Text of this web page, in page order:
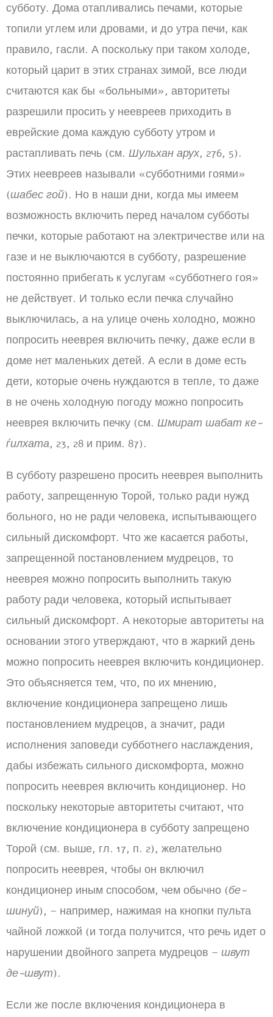
субботу. Дома отапливались печами, которые
топили углем или дровами, и до утра печи, как
правило, гасли. А поскольку при таком холоде,
который царит в этих странах зимой, все люди
считаются как бы «больными», авторитеты
разрешили просить у неевреев приходить в
еврейские дома каждую субботу утром и
растапливать печь (см. Шульхан арух, 276, 5).
Этих неевреев называли «субботними гоями»
(шабес гой). Но в наши дни, когда мы имеем
возможность включить перед началом субботы
печки, которые работают на электричестве или на
газе и не выключаются в субботу, разрешение
постоянно прибегать к услугам «субботнего гоя»
не действует. И только если печка случайно
выключилась, а на улице очень холодно, можно
попросить нееврея включить печку, даже если в
доме нет маленьких детей. А если в доме есть
дети, которые очень нуждаются в тепле, то даже
в не очень холодную погоду можно попросить
нееврея включить печку (см. Шмират шабат ке-
ѓилхата, 23, 28 и прим. 87).
В субботу разрешено просить нееврея выполнить
работу, запрещенную Торой, только ради нужд
больного, но не ради человека, испытывающего
сильный дискомфорт. Что же касается работы,
запрещенной постановлением мудрецов, то
нееврея можно попросить выполнить такую
работу ради человека, который испытывает
сильный дискомфорт. А некоторые авторитеты на
основании этого утверждают, что в жаркий день
можно попросить нееврея включить кондиционер.
Это объясняется тем, что, по их мнению,
включение кондиционера запрещено лишь
постановлением мудрецов, а значит, ради
исполнения заповеди субботнего наслаждения,
дабы избежать сильного дискомфорта, можно
попросить нееврея включить кондиционер. Но
поскольку некоторые авторитеты считают, что
включение кондиционера в субботу запрещено
Торой (см. выше, гл. 17, п. 2), желательно
попросить нееврея, чтобы он включил
кондиционер иным способом, чем обычно (бе-
шинуй), – например, нажимая на кнопки пульта
чайной ложкой (и тогда получится, что речь идет о
нарушении двойного запрета мудрецов – швут
де-швут).
Если же после включения кондиционера в